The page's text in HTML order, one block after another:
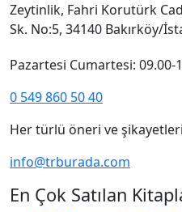
Zeytinlik, Fahri Korutürk
Sk. No:5, 34140 Bakırköy/
Pazartesi Cumartesi: 09.00-
0 549 860 50 40
Her türlü öneri ve
info@trburada.com
En Çok Satılan